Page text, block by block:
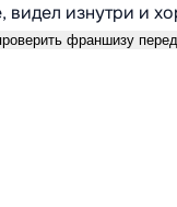
изнутри и
франшизу